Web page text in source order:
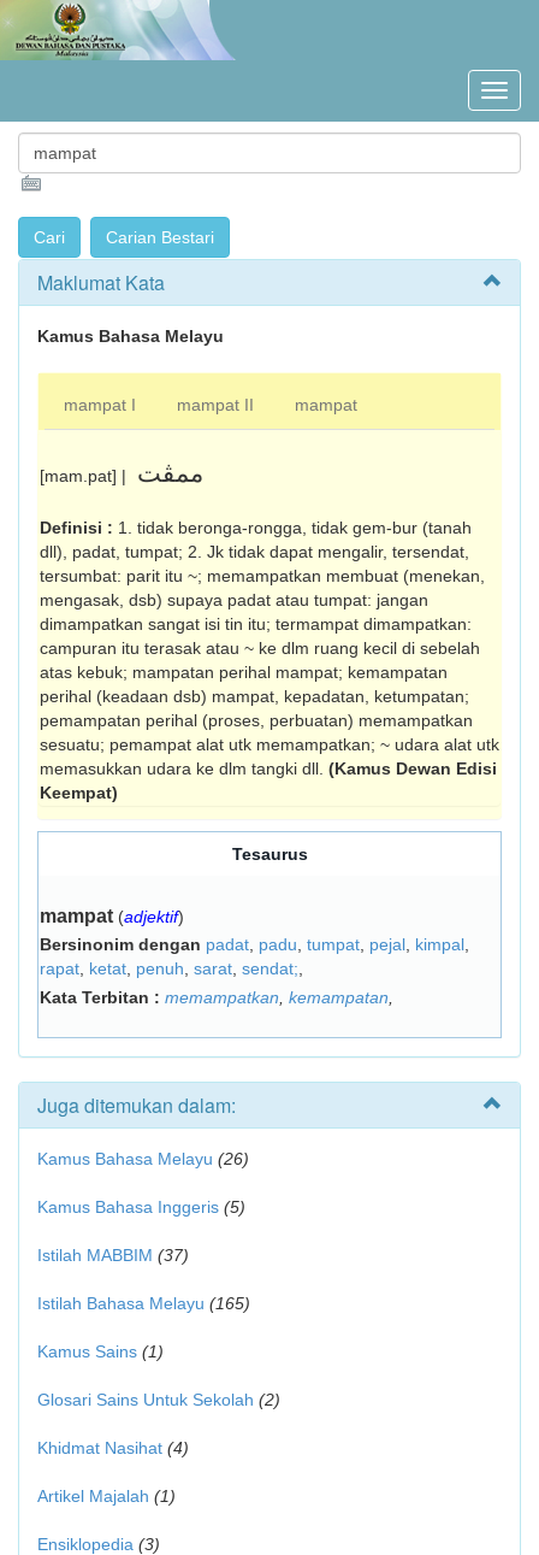
Maklumat Kata
Kamus Bahasa Melayu
mampat I mampat II mampat
[mam.pat] | ممڤت
Definisi : 1. tidak beronga-rongga, tidak gem-bur (tanah
dll), padat, tumpat; 2. Jk tidak dapat mengalir, tersendat,
tersumbat: parit itu ~; memampatkan membuat (menekan,
meng­asak, dsb) supaya padat atau tumpat: jangan
dimampatkan sangat isi tin itu; termampat dimampatkan:
campuran itu terasak atau ~ ke dlm ruang kecil di sebelah
atas kebuk; mampatan perihal mampat; kemampatan
perihal (keadaan dsb) mampat, kepadatan, ketumpatan;
pemampatan perihal (proses, perbuatan) memampatkan
sesuatu; pemampat alat utk memampatkan; ~ udara alat utk
memasukkan udara ke dlm tangki dll. (Kamus Dewan Edisi
Keempat)
Tesaurus
mampat (adjektif)
Bersinonim dengan padat padu tumpat pejal kimpal
rapat ketat penuh sarat sendat;
Kata Terbitan : memampatkan kemampatan
Juga ditemukan dalam:
Kamus Bahasa Melayu (26)
Kamus Bahasa Inggeris (5)
Istilah MABBIM (37)
Istilah Bahasa Melayu (165)
Kamus Sains (1)
Glosari Sains Untuk Sekolah (2)
Khidmat Nasihat (4)
Artikel Majalah (1)
Ensiklopedia (3)